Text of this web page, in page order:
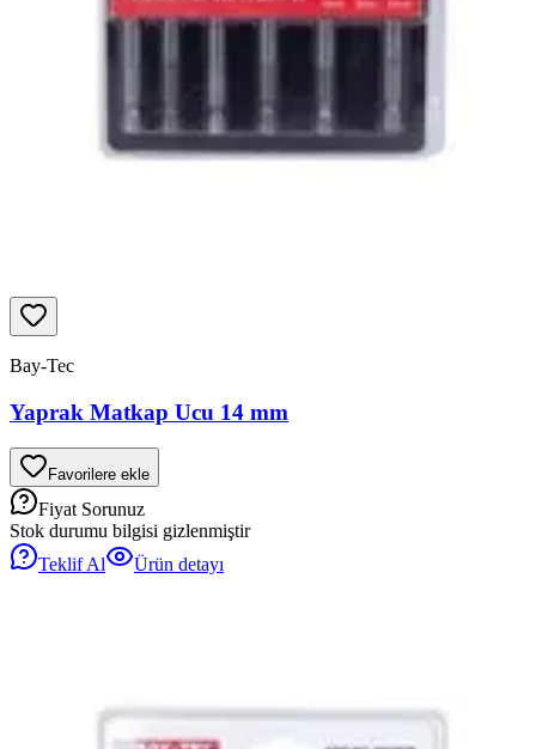
Bay-Tec
Yaprak Matkap Ucu 14 mm
Favorilere ekle
Fiyat Sorunuz
Stok durumu bilgisi gizlenmiştir
Teklif Al
Ürün detayı